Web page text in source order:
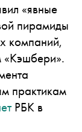
«явные
пирамиды
компаний,
практикам
РБК в